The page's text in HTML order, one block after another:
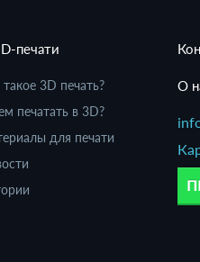
печати
3D печать?
печатать в 3D?
для печати
О